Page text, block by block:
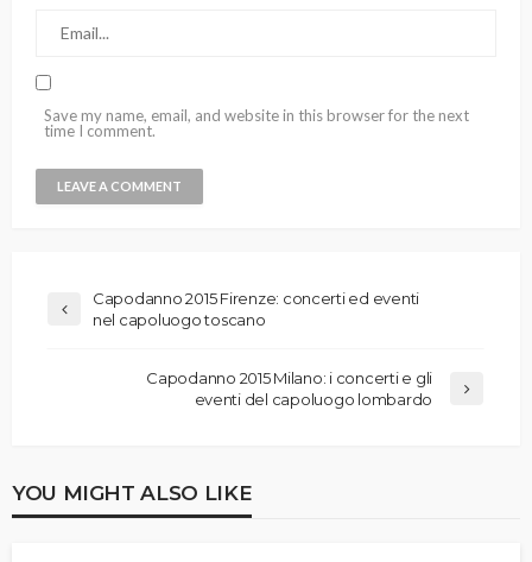
Save my name, email, and website in this browser for the next
time I comment.
Capodanno 2015 Firenze: concerti ed eventi
nel capoluogo toscano
Capodanno 2015 Milano: i concerti e gli
eventi del capoluogo lombardo
YOU MIGHT ALSO LIKE